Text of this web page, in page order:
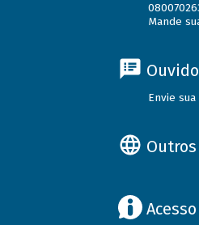
Mande
Envie